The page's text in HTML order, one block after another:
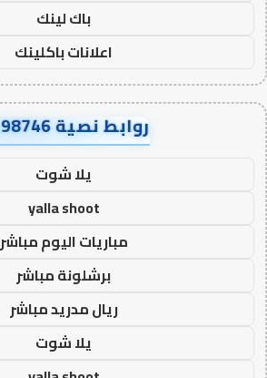
باك لينك
اعلانات باكلينك
روابط نصية AA98746
يلا شوت
yalla shoot
مباريات اليوم مباشر
برشلونة مباشر
ريال مدريد مباشر
يلا شوت